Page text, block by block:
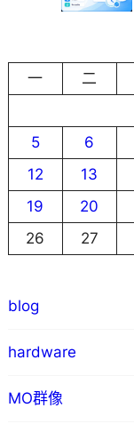
一
二
5
6
12
13
19
20
26
27
blog
hardware
MO群像